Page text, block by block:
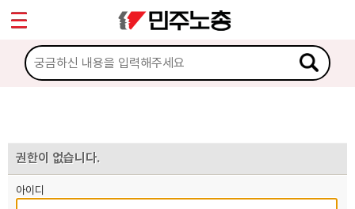
권한이 없습니다.
아이디
마이페이지
소개
노동상담
자료